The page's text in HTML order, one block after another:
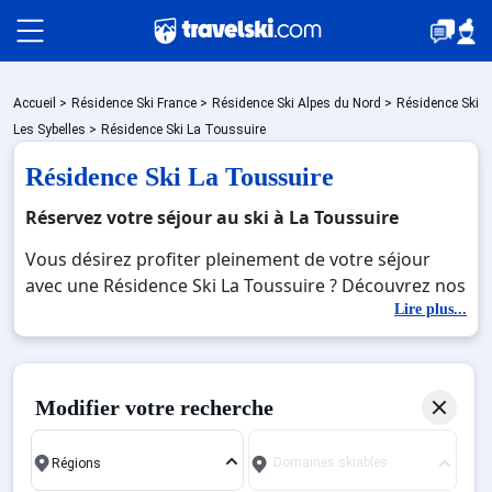
Packages
🚆Train de nuit
Stations
Hébergements
Bons plans
Accueil > Résidence Ski France > Résidence Ski Alpes du Nord > Résidence Ski
Les Sybelles > Résidence Ski La Toussuire
Résidence Ski La Toussuire
Réservez votre séjour au ski à La Toussuire
Vous désirez profiter pleinement de votre séjour
avec une Résidence Ski La Toussuire ? Découvrez nos
offres de Résidence Ski La Toussuire pour skier sans
limite à noel, jour de l'an, février. Fermez les yeux et
imaginez… Profitez de votre Résidence Ski La
pourrez mêler les plaisirs de la glisse sur les pistes
beauté des paysages montagnards. Pour un week-
Lire plus...
Modifier votre recherche
Domaines skiables